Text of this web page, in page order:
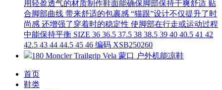
用轻盈透气的材质制作鞋面能确保脚部保持干爽舒适 贴
合脚部曲线 带来舒适的包裹感 “猫跟”设计不仅提升了时
尚感 还增强了穿着时的稳定性 使脚部在行走或运动过程
中能保持平衡 SIZE 36 36.5 37.5 38 38.5 39 40 40.5 41 42
42.5 43 44 44.5 45 46 编码 XSB250260
180 Moncler Trailgrip Vela 蒙口 户外机能凉鞋
首页
鞋类